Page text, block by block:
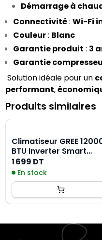
Démarrage à
Connectivité : Wi-Fi
Couleur : Blanc
Garantie produit : 3
Garantie
Solution idéale pour un
performant,
Produits similaires
Climatiseur GREE
BTU Inverter Smart
Tropicalisé - Chaud &
Froid GWH12ALC-
K3DNA10 - Blanc
1 699 DT
En stock